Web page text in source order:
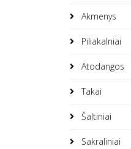
Akmenys
Piliakalniai
Atodangos
Takai
Šaltiniai
Sakraliniai